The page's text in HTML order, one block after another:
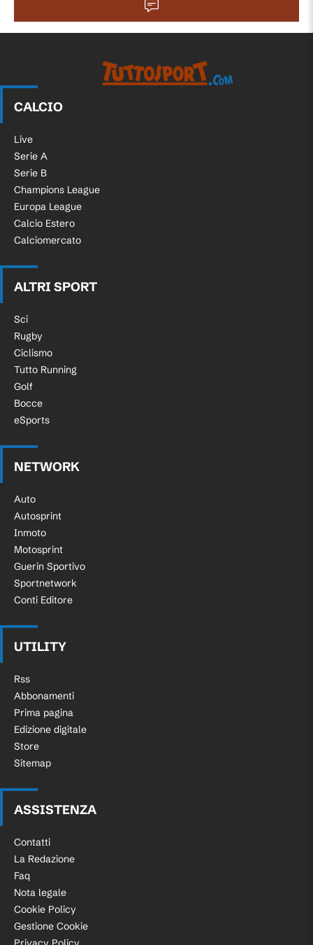
CALCIO
Live
Serie A
Serie B
Champions League
Europa League
Calcio Estero
Calciomercato
ALTRI SPORT
Sci
Rugby
Ciclismo
Tutto Running
Golf
Bocce
eSports
NETWORK
Auto
Autosprint
Inmoto
Motosprint
Guerin Sportivo
Sportnetwork
Conti Editore
UTILITY
Rss
Abbonamenti
Prima pagina
Edizione digitale
Store
Sitemap
ASSISTENZA
Contatti
La Redazione
Faq
Nota legale
Cookie Policy
Gestione Cookie